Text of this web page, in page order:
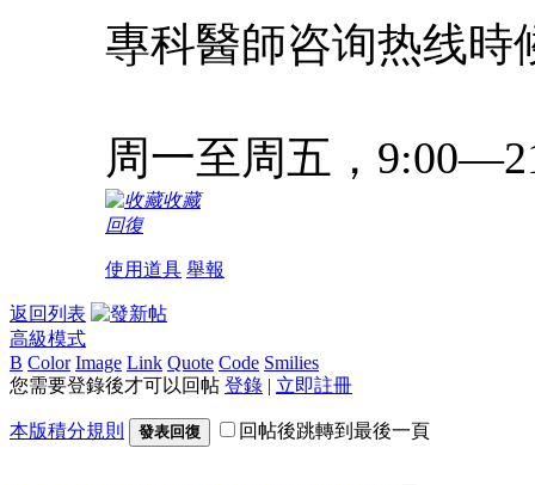
專科醫師咨询热线時
周一至周五，
收藏
回復
使用道具 舉報
返回列表
高級模式
B Color Image Link Quote Code Smilies
您需要登錄後才可以回帖 登錄 | 立即註冊
本版積分規則 發表回復 回帖後跳轉到最後一頁